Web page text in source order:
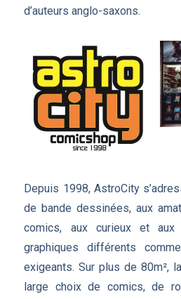
d’auteurs anglo-saxons.
Depuis 1998, AstroCity
de bande dessinées, aux
comics, aux curieux et aux
graphiques différents
exigeants. Sur plus de 80m²,
large choix de comics, de